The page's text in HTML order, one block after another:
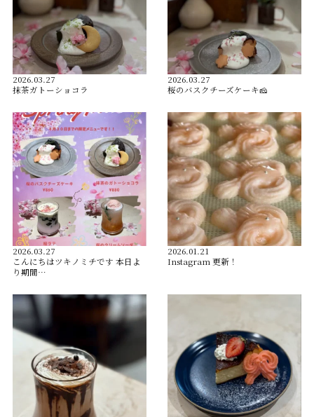
2026.03.27
抹茶ガトーショコラ
2026.03.27
桜のバスクチーズケーキ🧀
2026.03.27
こんにちはツキノミチです️ 本日よ
り期間…
2026.01.21
Instagram 更新！